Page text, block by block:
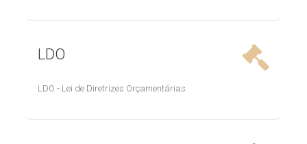
LDO
LDO - Lei de Diretrizes Orçamentárias